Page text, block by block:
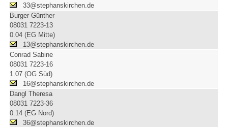
33@stephanskirchen.de
Burger Günther
08031 7223-13
0.04 (EG Mitte)
13@stephanskirchen.de
Conrad Sabine
08031 7223-16
1.07 (OG Süd)
16@stephanskirchen.de
Dangl Theresa
08031 7223-36
0.14 (EG Nord)
36@stephanskirchen.de